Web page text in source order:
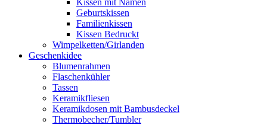
Geburtskissen
Familienkissen
Kissen Bedruckt
Wimpelketten/Girlanden
Geschenkidee
Blumenrahmen
Flaschenkühler
Tassen
Keramikfliesen
Keramikdosen mit Bambusdeckel
Thermobecher/Tumbler